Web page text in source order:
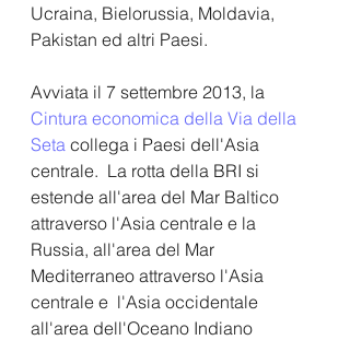
Ucraina, Bielorussia, Moldavia,
Pakistan ed altri Paesi.
Avviata il 7 settembre 2013, la
Cintura economica della Via della
Seta collega i Paesi dell'Asia
centrale.  La rotta della BRI si
estende all'area del Mar Baltico
attraverso l'Asia centrale e la
Russia, all'area del Mar
Mediterraneo attraverso l'Asia
centrale e  l'Asia occidentale
all'area dell'Oceano Indiano